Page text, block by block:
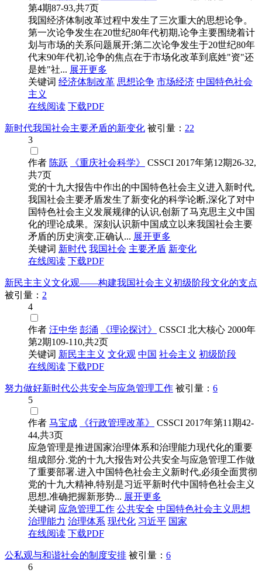
第4期87-93,共7页
我国经济体制改革过程中发生了三次重大的思想论争。
第一次论争发生在20世纪80年代初期,论争主要围绕着计
划与市场的关系问题展开;第二次论争发生于20世纪80年
代末90年代初,论争的焦点在于市场化改革到底姓"资"还
是姓"社... 展开更多
关键词 经济体制改革 思想论争 市场经济 中国特色社会
主义
在线阅读 下载PDF
新时代我国社会主要矛盾的新变化 被引量： 22
3
作者 陈跃 《重庆社会科学》 CSSCI 2017年第12期26-32,
共7页
党的十九大报告中作出的中国特色社会主义进入新时代,
我国社会主要矛盾发生了新变化的科学论断,深化了对中
国特色社会主义发展规律的认识,创新了马克思主义中国
化的理论成果。深刻认识新中国成立以来我国社会主要
矛盾的历史演变,正确认... 展开更多
关键词 新时代 我国社会 主要矛盾 新变化
在线阅读 下载PDF
新民主主义文化观——构建我国社会主义初级阶段文化的支点
被引量： 2
4
作者 汪中华 彭涌 《理论探讨》 CSSCI 北大核心 2000年
第2期109-110,共2页
关键词 新民主主义 文化观 中国 社会主义 初级阶段
在线阅读 下载PDF
努力做好新时代公共安全与应急管理工作 被引量： 6
5
作者 马宝成 《行政管理改革》 CSSCI 2017年第11期42-
44,共3页
应急管理是推进国家治理体系和治理能力现代化的重要
组成部分.党的十九大报告对公共安全与应急管理工作做
了重要部署.进入中国特色社会主义新时代,必须全面贯彻
党的十九大精神,特别是习近平新时代中国特色社会主义
思想,准确把握新形势... 展开更多
关键词 应急管理工作 公共安全 中国特色社会主义思想
治理能力 治理体系 现代化 习近平 国家
在线阅读 下载PDF
公私观与和谐社会的制度安排 被引量： 6
6